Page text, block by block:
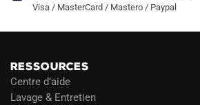
Visa / MasterCard / Mastero / Paypal
RESSOURCES
Centre d’aide
Lavage & Entretien